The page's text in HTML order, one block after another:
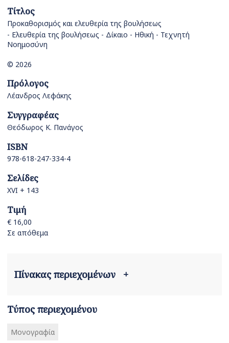
Τίτλος
Προκαθορισμός και ελευθερία της βουλήσεως
- Ελευθερία της βουλήσεως - Δίκαιο - Ηθική - Τεχνητή
Νοημοσύνη
© 2026
Πρόλογος
Λέανδρος Λεφάκης
Συγγραφέας
Θεόδωρος Κ. Πανάγος
ISBN
978-618-247-334-4
Σελίδες
XVΙ + 143
Τιμή
€ 16,00
Σε απόθεμα
Πίνακας περιεχομένων +
Τύπος περιεχομένου
Μονογραφία